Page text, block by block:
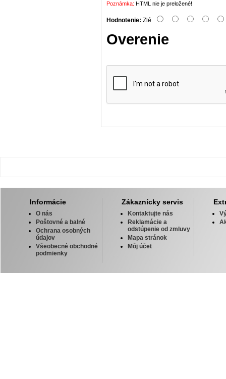
Poznámka: HTML nie je preložené!
Hodnotenie: Zlé
Overenie
Informácie
O nás
Poštovné a balné
Ochrana osobných
údajov
Všeobecné obchodné
podmienky
Zákaznícky servis
Kontaktujte nás
Reklamácie a
odstúpenie od zmluvy
Mapa stránok
Môj účet